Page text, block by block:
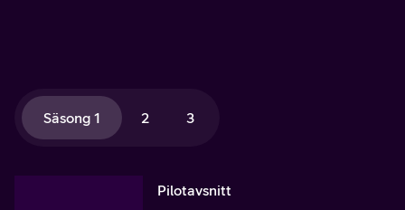
Säsong 1 2 3
Pilotavsnitt